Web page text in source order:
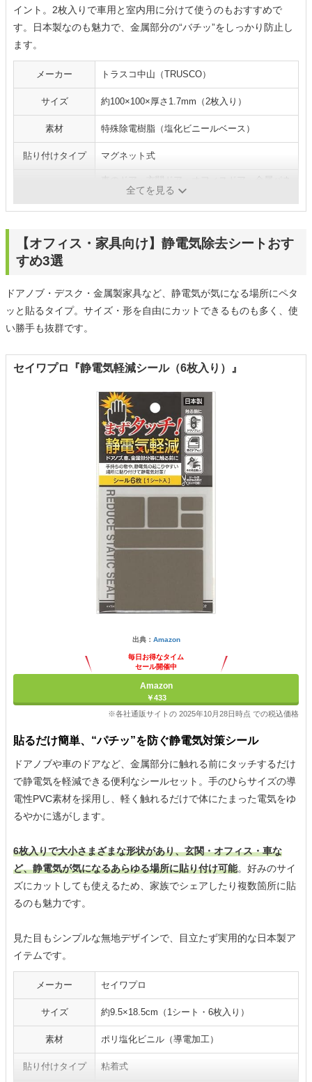
イント。2枚入りで車用と室内用に分けて使うのもおすすめで
す。日本製なのも魅力で、金属部分の“バチッ”をしっかり防止し
ます。
メーカー トラスコ中山（TRUSCO）
サイズ 約100×100×厚さ1.7mm（2枚入り）
素材 特殊除電樹脂（塩化ビニールベース）
貼り付けタイプ マグネット式
全てを見る
【オフィス・家具向け】静電気除去シートおす
すめ3選
ドアノブ・デスク・金属製家具など、静電気が気になる場所にペタ
ッと貼るタイプ。サイズ・形を自由にカットできるものも多く、使
い勝手も抜群です。
セイワプロ『静電気軽減シール（6枚入り）』
出典： Amazon
毎日お得なタイム
セール開催中
Amazon
￥433
※各社通販サイトの 2025年10月28日時点 での税込価格
貼るだけ簡単、“パチッ”を防ぐ静電気対策シール
ドアノブや車のドアなど、金属部分に触れる前にタッチするだけ
で静電気を軽減できる便利なシールセット。手のひらサイズの導
電性PVC素材を採用し、軽く触れるだけで体にたまった電気をゆ
るやかに逃がします。
6枚入りで大小さまざまな形状があり、玄関・オフィス・車な
ど、静電気が気になるあらゆる場所に貼り付け可能。好みのサイ
ズにカットしても使えるため、家族でシェアしたり複数箇所に貼
るのも魅力です。
見た目もシンプルな無地デザインで、目立たず実用的な日本製ア
イテムです。
メーカー セイワプロ
サイズ 約9.5×18.5cm（1シート・6枚入り）
素材 ポリ塩化ビニル（導電加工）
貼り付けタイプ 粘着式